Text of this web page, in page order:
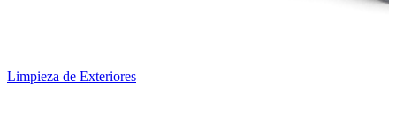
Limpieza de Exteriores